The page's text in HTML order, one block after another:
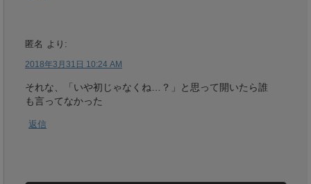
匿名 より:
2018年3月31日 10:24 AM
それな、「いや初じゃなくね…？」と思って開いたら誰
も言ってなかった
返信